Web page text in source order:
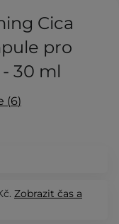
Cica
pro
30 ml
6
Zobrazit čas a